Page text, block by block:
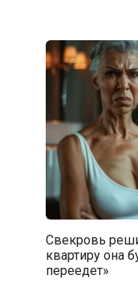
Свекровь
квартиру она
переедет»